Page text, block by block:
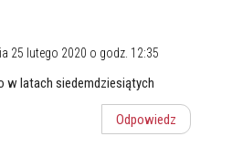
25 lutego 2020 o godz. 12:35
w latach siedemdziesiątych
Odpowiedz